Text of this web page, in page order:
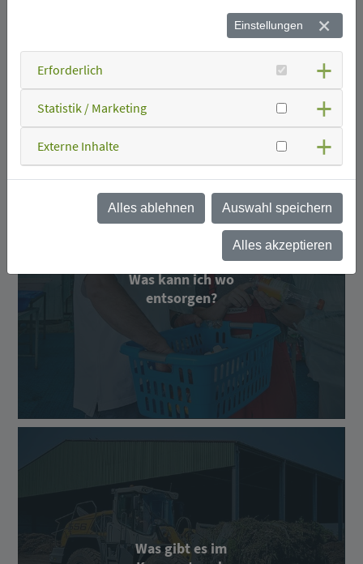
Wann kommt die
Müllabfuhr?
Was kann ich wo
entsorgen?
Was gibt es im
Einstellungen
Erforderlich
Statistik / Marketing
Externe Inhalte
Alles ablehnen Auswahl speichern
Alles akzeptieren